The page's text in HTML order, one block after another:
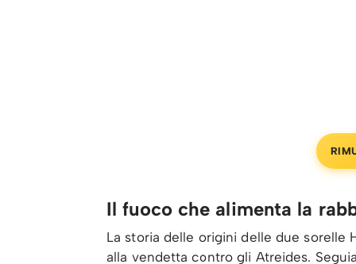
Il fuoco che alimenta la
La storia delle origini delle due sorelle
alla vendetta contro gli Atreides.